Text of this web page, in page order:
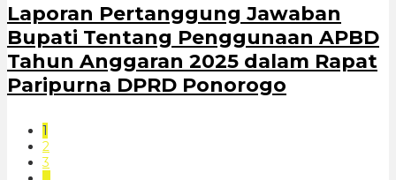
Laporan Pertanggung Jawaban
Bupati Tentang Penggunaan APBD
Tahun Anggaran 2025 dalam Rapat
Paripurna DPRD Ponorogo
1
2
3